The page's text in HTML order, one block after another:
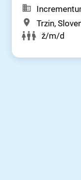
Trzin,
ž/m/d